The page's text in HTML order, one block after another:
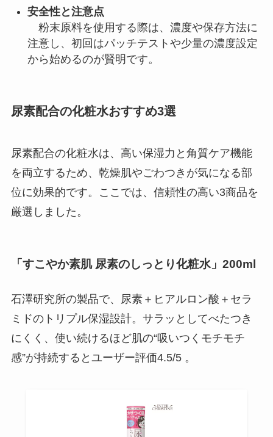
安全性と注意点
粉末原料を使用する際は、濃度や保存方法に
注意し、初回はパッチテストや少量の濃度設定
から始めるのが賢明です。
尿素配合の化粧水おすすめ3選
尿素配合の化粧水は、高い保湿力と角質ケア機能
を両立するため、乾燥肌やごわつきが気になる部
位に効果的です。ここでは、信頼性の高い3商品を
厳選しました。
「すこやか素肌 尿素のしっとり化粧水」200ml
石澤研究所の製品で、尿素＋ヒアルロン酸＋セラ
ミドのトリプル保湿設計。サラッとしてべたつき
にくく、使い続けるほど肌の“吸いつくモチモチ
感”が持続するとユーザー評価4.5/5 。